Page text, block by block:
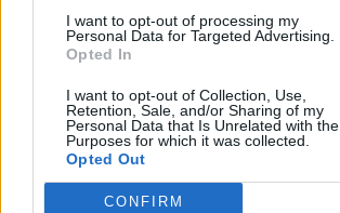
I want to opt-out of processing my
Personal Data for Targeted Advertising.
Opted In
I want to opt-out of Collection, Use,
Retention, Sale, and/or Sharing of my
Personal Data that Is Unrelated with the
Purposes for which it was collected.
Opted Out
CONFIRM